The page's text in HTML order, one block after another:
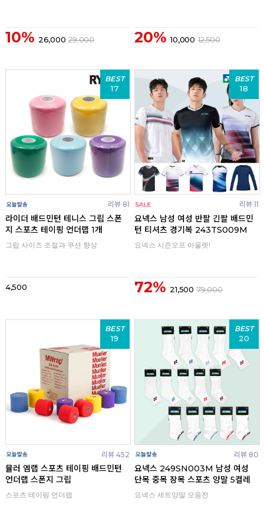
10% 26,000 29,000 20% 10,000 12,500
BEST
17
리뷰 81
라이더 배드민턴 테니스 그립 스폰
지 스포츠 테이핑 언더랩 1개
그립 사이즈 조절과 쿠션 향상
4,500
BEST
18
리뷰 11
요넥스 남성 여성 반팔 긴팔 배드민
턴 티셔츠 경기복 243TS009M
요넥스 시즌오프 아울렛!
72% 21,500 79,000
BEST
19
리뷰 452
뮬러 엠랩 스포츠 테이핑 배드민턴
언더랩 스폰지 그립
스포츠 테이핑 언더랩
BEST
20
리뷰 80
요넥스 249SN003M 남성 여성
단목 중목 장목 스포츠 양말 5켤레
요넥스 세트양말 모음전